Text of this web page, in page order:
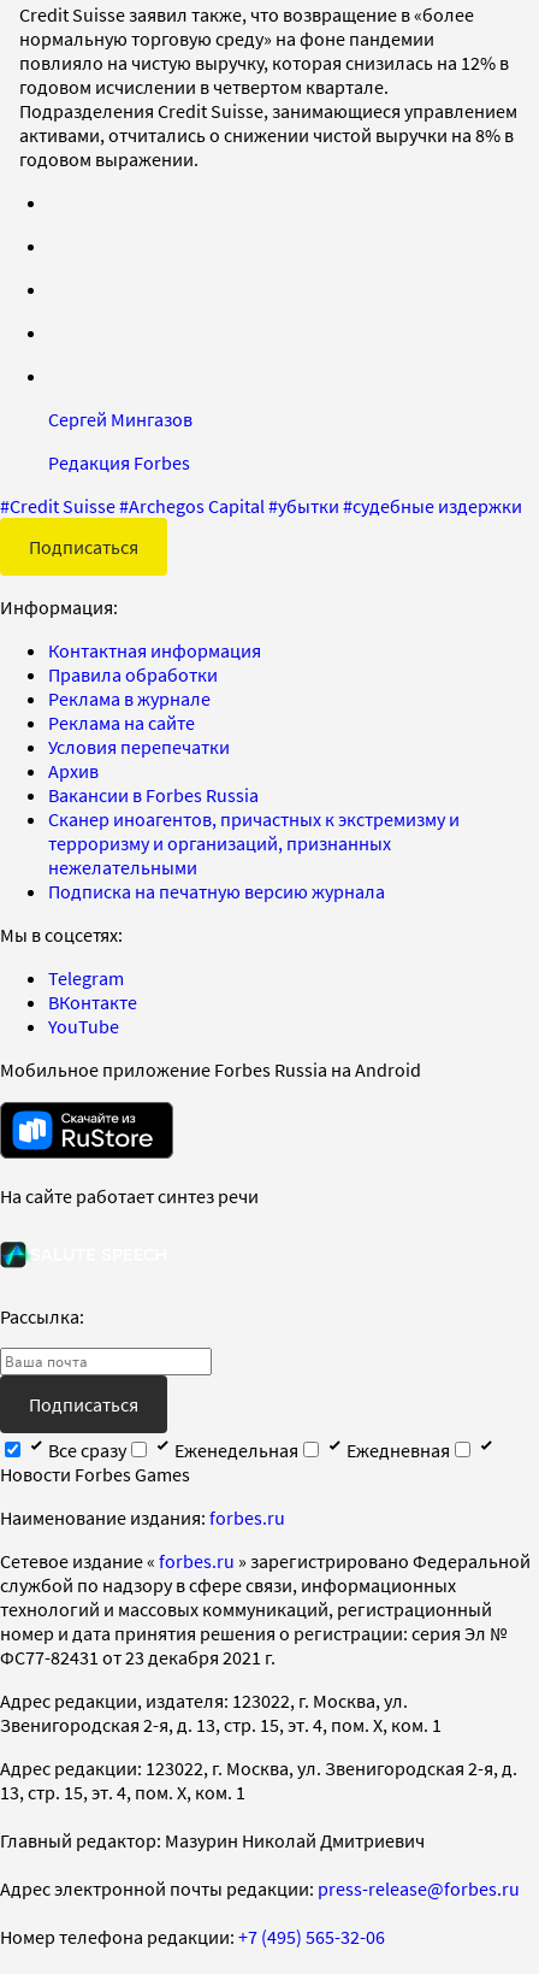
Credit Suisse заявил также, что возвращение в «более
нормальную торговую среду» на фоне пандемии
повлияло на чистую выручку, которая снизилась на 12% в
годовом исчислении в четвертом квартале.
Подразделения Credit Suisse, занимающиеся управлением
активами, отчитались о снижении чистой выручки на 8% в
годовом выражении.
Сергей Мингазов
Редакция Forbes
#Credit Suisse#Archegos Capital #убытки #судебные издержки
Подписаться
Информация:
Контактная информация
Правила обработки
Реклама в журнале
Реклама на сайте
Условия перепечатки
Архив
Вакансии в Forbes Russia
Сканер иноагентов, причастных к экстремизму и
терроризму и организаций, признанных
нежелательными
Подписка на печатную версию журнала
Мы в соцсетях:
Telegram
ВКонтакте
YouTube
Мобильное приложение Forbes Russia на Android
На сайте работает синтез речи
Рассылка:
Подписаться
Все сразу
Еженедельная
Ежедневная
Новости Forbes Games
Наименование издания: forbes.ru
Cетевое издание « forbes.ru » зарегистрировано Федеральной
службой по надзору в сфере связи, информационных
технологий и массовых коммуникаций, регистрационный
номер и дата принятия решения о регистрации: серия Эл №
ФС77-82431 от 23 декабря 2021 г.
Адрес редакции, издателя: 123022, г. Москва, ул.
Звенигородская 2-я, д. 13, стр. 15, эт. 4, пом. X, ком. 1
Адрес редакции: 123022, г. Москва, ул. Звенигородская 2-я, д.
13, стр. 15, эт. 4, пом. X, ком. 1
Главный редактор: Мазурин Николай Дмитриевич
Адрес электронной почты редакции: press-release@forbes.ru
Номер телефона редакции: +7 (495) 565-32-06